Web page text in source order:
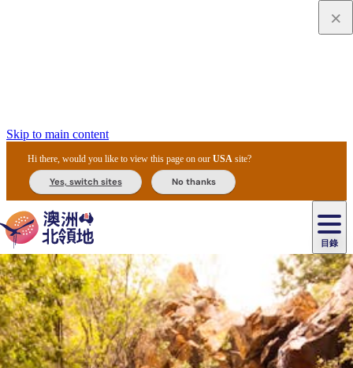
Skip to main content
Hi there, would you like to view this page on ourUSA site?
Yes, switch sites No thanks
目錄
主
目
錄
達
爾
文
愛
麗
斯
泉
烏
魯
魯
卡
卡
杜
國
家
公
園
李
治
菲
特
國
家
公
園
瓦
塔
卡
國
家
公
園
提
維
東
阿
納
馬
塔
蘭
尼
特
米
魯
克
卡
魯
卡
魯
/
魔
鬼
茨
奧
里
查
/
住
民
文
化
體
驗
美
食
攻
略
節
慶
與
活
動
戶
外
和
探
險
自
然
和
野
生
動
植
物
歷
史
與
文
物
豪
華
露
營
和
住
宿
導
覽
團
租
車
和
交
通
工
具